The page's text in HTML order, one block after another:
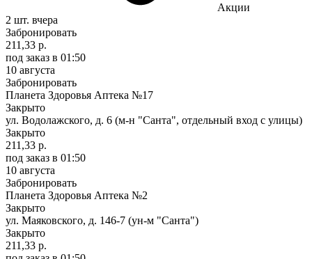
Акции
2 шт. вчера
Забронировать
211,33 р.
под заказ в 01:50
10 августа
Забронировать
Планета Здоровья Аптека №17
Закрыто
ул. Водолажского, д. 6 (м-н "Санта", отдельный вход с улицы)
Закрыто
211,33 р.
под заказ в 01:50
10 августа
Забронировать
Планета Здоровья Аптека №2
Закрыто
ул. Маяковского, д. 146-7 (ун-м "Санта")
Закрыто
211,33 р.